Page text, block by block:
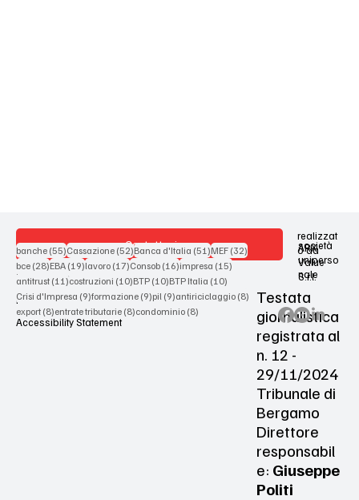
Contattaci
Terms & Conditions
Privacy Policy
Accessibility Statement
realizzat
o da
società
uniperso
nale
ARX
Value
S.r.l.
Testata
giornalistica
registrata al
n. 12 -
29/11/2024
Tribunale di
Bergamo
Direttore
responsabil
e: Giuseppe
Politi
banche (55)55 post
Cassazione (52)52 post
Banca d'Italia (51)51 post
MEF (32)32 post
bce (28)28 post
EBA (19)19 post
lavoro (17)17 post
Consob (16)16 post
impresa (15)15 post
antitrust (11)11 post
costruzioni (10)10 post
BTP (10)10 post
BTP Italia (10)10 post
Crisi d'Impresa (9)9 post
formazione (9)9 post
pil (9)9 post
antiriciclaggio (8)8 post
export (8)8 post
entrate tributarie (8)8 post
condominio (8)8 post